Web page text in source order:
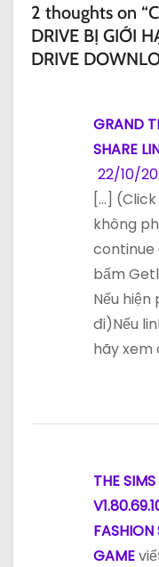
2 thoughts on
DRIVE BỊ GIỚI
DRIVE
GRAND
SHARE
22/10/
[…]
không
continue
bấm
Nếu
đi)Nếu
hãy xem
THE
FASHION
GAME